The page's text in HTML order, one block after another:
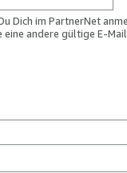
Dich im PartnerNet
andere gültige E-